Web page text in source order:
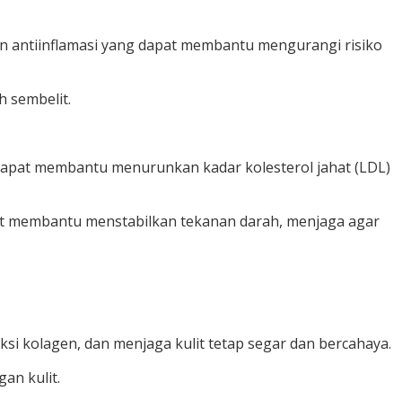
antiinflamasi yang dapat membantu mengurangi risiko
sembelit.
membantu menurunkan kadar kolesterol jahat (LDL)
menstabilkan tekanan darah, menjaga agar
kolagen, dan menjaga kulit tetap segar dan bercahaya.
kulit.